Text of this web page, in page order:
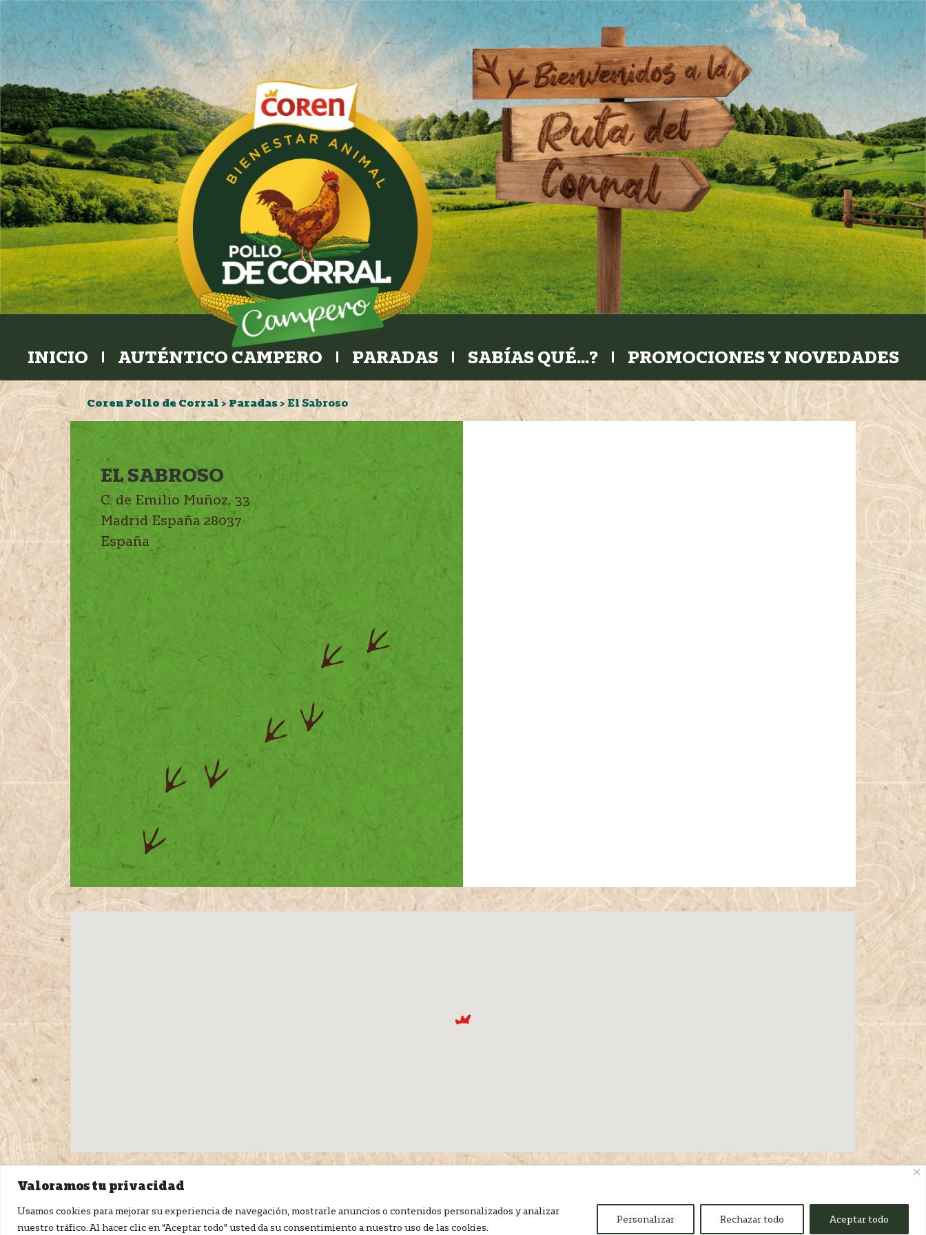
Valoramos tu privacidad
Usamos cookies para mejorar su experiencia de navegación, mostrarle anuncios o contenidos personalizados y analizar
nuestro tráfico. Al hacer clic en “Aceptar todo” usted da su consentimiento a nuestro uso de las cookies.
Personalizar Rechazar todo Aceptar todo
INICIO AUTÉNTICO CAMPERO PARADAS SABÍAS QUÉ…? PROMOCIONES Y NOVEDADES
Coren Pollo de Corral >Paradas> El Sabroso
EL SABROSO
C. de Emilio Muñoz, 33
MadridEspaña 28037
España
Política de cookies |Política de privacidad Coren 2024